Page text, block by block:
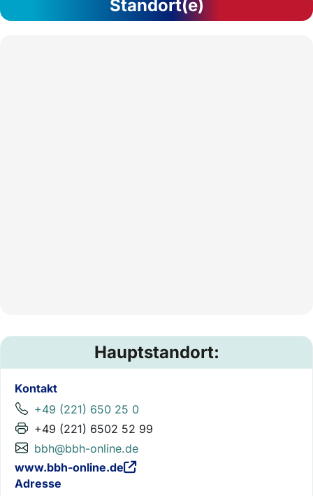
Standort(e)
Hauptstandort:
Kontakt
+49 (221) 650 25 0
+49 (221) 6502 52 99
bbh@bbh-online.de
www.bbh-online.de
Adresse